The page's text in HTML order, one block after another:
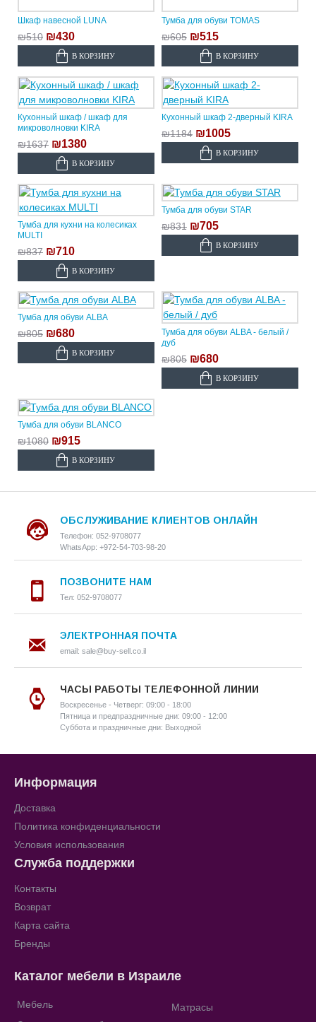
Шкаф навесной LUNA
₪510 ₪430
В КОРЗИНУ
Тумба для обуви TOMAS
₪605 ₪515
В КОРЗИНУ
Кухонный шкаф / шкаф для
микроволновки KIRA
₪1637 ₪1380
В КОРЗИНУ
Кухонный шкаф 2-дверный KIRA
₪1184 ₪1005
В КОРЗИНУ
Тумба для кухни на колесиках
MULTI
₪837 ₪710
В КОРЗИНУ
Тумба для обуви STAR
₪831 ₪705
В КОРЗИНУ
Тумба для обуви ALBA
₪805 ₪680
В КОРЗИНУ
Тумба для обуви ALBA - белый /
дуб
₪805 ₪680
В КОРЗИНУ
Тумба для обуви BLANCO
₪1080 ₪915
В КОРЗИНУ
ОБСЛУЖИВАНИЕ КЛИЕНТОВ ОНЛАЙН
Телефон: 052-9708077
WhatsApp: +972-54-703-98-20
ПОЗВОНИТЕ НАМ
Тел: 052-9708077
ЭЛЕКТРОННАЯ ПОЧТА
email: sale@buy-sell.co.il
ЧАСЫ РАБОТЫ ТЕЛЕФОННОЙ ЛИНИИ
Воскресенье - Четверг: 09:00 - 18:00
Пятница и предпраздничные дни: 09:00 - 12:00
Суббота и праздничные дни: Выходной
Информация
Доставка
Политика конфиденциальности
Условия использования
Служба поддержки
Контакты
Возврат
Карта сайта
Бренды
Каталог мебели в Израиле
Мебель
Матрасы